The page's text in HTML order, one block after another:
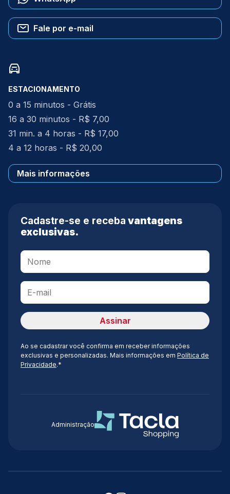
Fale por e-mail
ESTACIONAMENTO
0 a 15 minutos - Grátis
16 a 30 minutos - R$ 7,00
31 min. a 4 horas - R$ 17,00
4 a 12 horas - R$ 20,00
Mais informações
Cadastre-se e receba vantagens
exclusivas.
Ao se cadastrar você confirma em receber informações
exclusivas e personalizadas. Mais informações em Política de
Privacidade.*
Administração